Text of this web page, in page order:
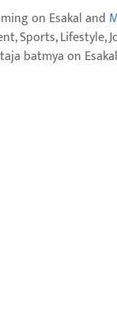
on Esakal and
Lifestyle,
taja batmya on